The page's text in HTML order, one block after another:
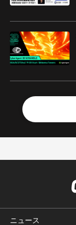
ニュース